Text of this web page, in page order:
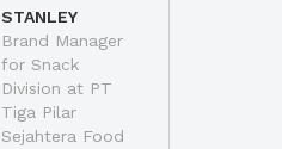
STANLEY
Brand Manager
for Snack
Division at PT
Tiga Pilar
Sejahtera Food